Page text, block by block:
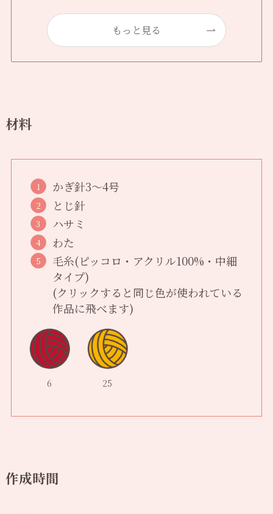
もっと見る
材料
かぎ針3〜4号
とじ針
ハサミ
わた
毛糸(ピッコロ・アクリル100%・中細
タイプ)
(クリックすると同じ色が使われている
作品に飛べます)
6 25
作成時間